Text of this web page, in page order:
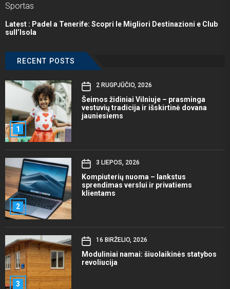
Sportas
Latest : Padel a Tenerife: Scopri le Migliori Destinazioni e Club
sull’Isola
RECENT POSTS
1
2 RUGPJŪČIO, 2026
Šeimos židiniai Vilniuje – prasminga
vestuvių tradicija ir išskirtinė dovana
jauniesiems
2
3 LIEPOS, 2026
Kompiuterių nuoma – lankstus
sprendimas verslui ir privatiems
klientams
3
16 BIRŽELIO, 2026
Moduliniai namai: šiuolaikinės statybos
revoliucija